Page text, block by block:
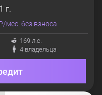
г.
мес. без взноса
169 л.с.
4 владельца